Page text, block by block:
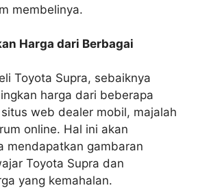
membelinya.
Harga dari Berbagai
Toyota Supra, sebaiknya
harga dari beberapa
web dealer mobil, majalah
online. Hal ini akan
mendapatkan gambaran
Toyota Supra dan
yang kemahalan.